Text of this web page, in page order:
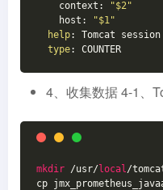
    context:
"$2"
    host:
"$1"
help: Tomcat session
type: COUNTER
4、收集数据 4-1、
mkdir /usr/local/
cp